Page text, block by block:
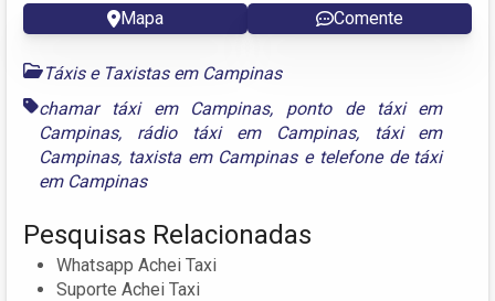
Mapa Comente
Táxis e Taxistas em Campinas
chamar táxi em Campinas, ponto de táxi em
Campinas, rádio táxi em Campinas,
táxi em
Campinas, taxista em Campinase telefone de táxi
em Campinas
Pesquisas Relacionadas
Whatsapp Achei Taxi
Suporte Achei Taxi